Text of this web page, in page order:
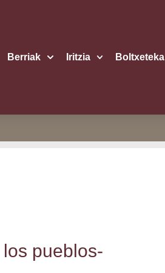
Berriak Iritzia Boltxe­te­ka
pue­blos-